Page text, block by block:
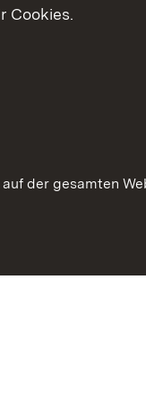
Cookies.
der gesamten